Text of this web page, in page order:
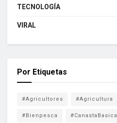
TECNOLOGÍA
VIRAL
Por Etiquetas
#Agricultores #Agricultura
#Bienpesca #CanastaBasica